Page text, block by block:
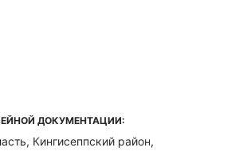
ДОКУМЕНТАЦИИ:
Кингисеппский район,